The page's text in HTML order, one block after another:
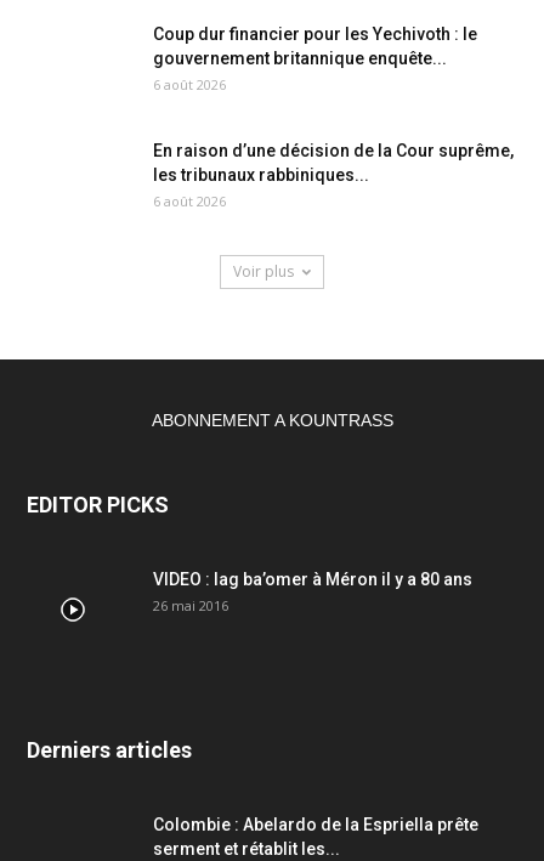
Coup dur financier pour les Yechivoth : le
gouvernement britannique enquête...
6 août 2026
En raison d’une décision de la Cour suprême,
les tribunaux rabbiniques...
6 août 2026
Voir plus
ABONNEMENT A KOUNTRASS
EDITOR PICKS
VIDEO : lag ba’omer à Méron il y a 80 ans
26 mai 2016
Derniers articles
Colombie : Abelardo de la Espriella prête
serment et rétablit les...